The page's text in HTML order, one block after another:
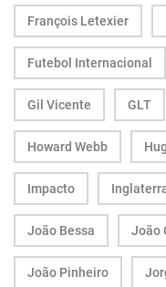
François Letexier
Futebol Internacional
Gil Vicente GLT
Howard Webb
Impacto
João Bessa João
João Pinheiro